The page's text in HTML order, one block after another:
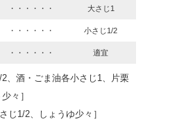
・・・・・・ 大さじ1
・・・・・・ 小さじ1/2
・・・・・・ 適宜
、酒・ごま油各小さじ1、片栗
々］
じ1/2、しょうゆ少々］